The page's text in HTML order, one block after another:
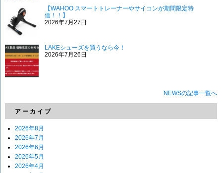
【WAHOO スマートトレーナーやサイコンが期間限定特
価！！】
2026年7月27日
LAKEシューズを買うなら今！
2026年7月26日
NEWSの記事一覧へ
アーカイブ
2026年8月
2026年7月
2026年6月
2026年5月
2026年4月